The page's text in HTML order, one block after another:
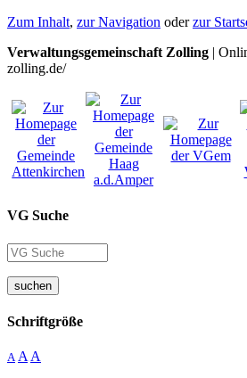
Zum Inhalt, zur Navigation oderzur
Verwaltungsgemeinschaft Zolling |
zolling.de/
VG Suche
suchen
Schriftgröße
A A A